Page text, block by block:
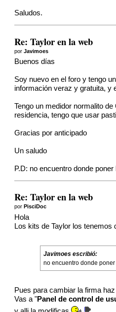
Saludos.
Re: Taylor en la web
porJavimoes
Buenos días
Soy nuevo en el foro y tengo
información veraz y gratuita, y
Tengo un medidor normalito
residencia, tengo que usar
Gracias por anticipado
Un saludo
P.D: no encuentro donde poner
Re: Taylor en la web
por PisciDoc
Hola
Los kits de Taylor los tenemos
Javimoes escribió:
no encuentro donde
Pues para cambiar la firma
Vas a "Panel de control de